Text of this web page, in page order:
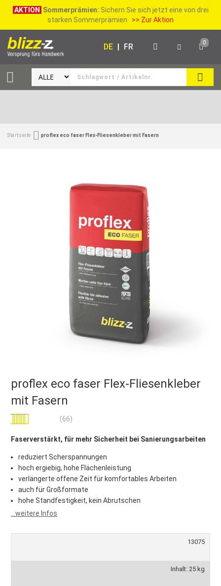
AKTION Sommerprämien: Sichern Sie sich jetzt eine von drei
starken Sommerprämien >> Zur Aktion
SUCHE
DE | FR 0
Startseite proflex eco faser Flex-Fliesenkleber mit Fasern
proflex eco faser Flex-Fliesenkleber
mit Fasern
Bewertung: (66)
Faserverstärkt, für mehr Sicherheit bei Sanierungsarbeiten
reduziert Scherspannungen
hoch ergiebig, hohe Flächenleistung
verlängerte offene Zeit für komfortables Arbeiten
auch für Großformate
hohe Standfestigkeit, kein Abrutschen
...weitere Infos
13075
Inhalt: 25 kg